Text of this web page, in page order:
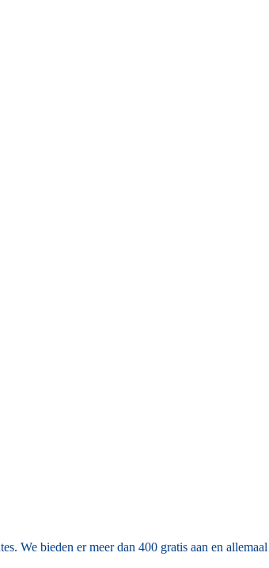
We bieden er meer dan 400 gratis aan en